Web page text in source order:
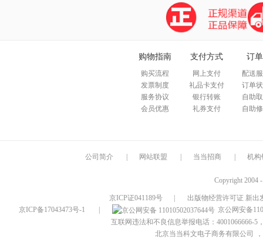
购物指南
购买流程
发票制度
服务协议
会员优惠
支付方式
网上支付
礼品卡支付
银行转账
礼券支付
订
配送
订单
自助
自助
公司简介 网站联盟 当当招商 机构
Copyright 2004
京ICP证041189号
出版物经营许可证 新出
京ICP备17043473号-1
京公网安备
互联网违法和不良信息举报电话：4001066666-5
北京当当科文电子商务有限公司